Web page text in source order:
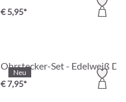
€ 5,95*
Neu
Ohrstecker-Set - Edelweiß
€ 7,95*